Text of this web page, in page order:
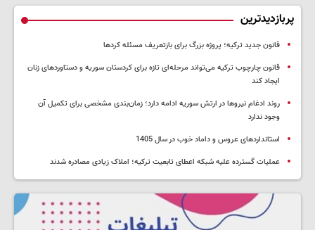
پربازدیدترین
قانون جدید ترکیه؛ پروژه بزرگ‌ برای بازتعریف مسئله کردها
قانون چارچوب ترکیه می‌تواند مرحله‌ای تازه برای کردستان سوریه و دستاوردهای زنان
ایجاد کند
روند ادغام نیروها در ارتش سوریه ادامه دارد؛ زمان‌بندی مشخصی برای تکمیل آن
وجود ندارد
استانداردهای عروس و داماد خوب در سال 1405
عملیات گسترده علیه شبکه اعطای تابعیت ترکیه؛ املاک زیادی مصادره شدند